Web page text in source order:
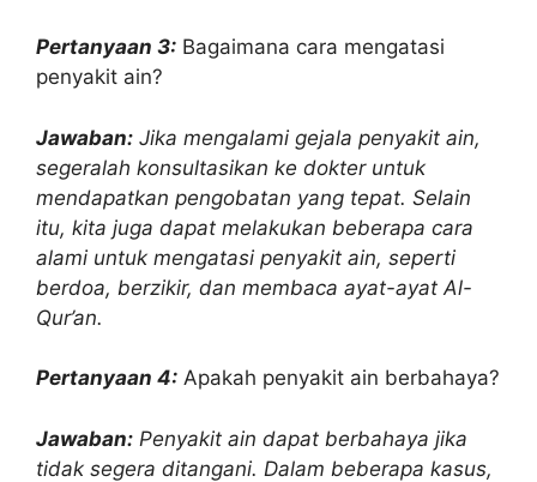
Pertanyaan 3: Bagaimana cara mengatasi
penyakit ain?
Jawaban: Jika mengalami gejala penyakit ain,
segeralah konsultasikan ke dokter untuk
mendapatkan pengobatan yang tepat. Selain
itu, kita juga dapat melakukan beberapa cara
alami untuk mengatasi penyakit ain, seperti
berdoa, berzikir, dan membaca ayat-ayat Al-
Qur’an.
Pertanyaan 4: Apakah penyakit ain berbahaya?
Jawaban: Penyakit ain dapat berbahaya jika
tidak segera ditangani. Dalam beberapa kasus,